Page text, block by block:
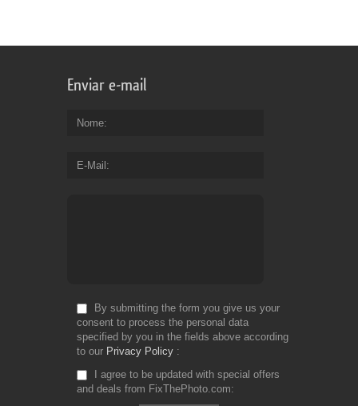
Enviar e-mail
Nome
E-Mail
By submitting the form you give us your
consent to process the personal data
specified by you in the fields above according
to our Privacy Policy
I agree to be updated with special offers
and deals from FixThePhoto.com